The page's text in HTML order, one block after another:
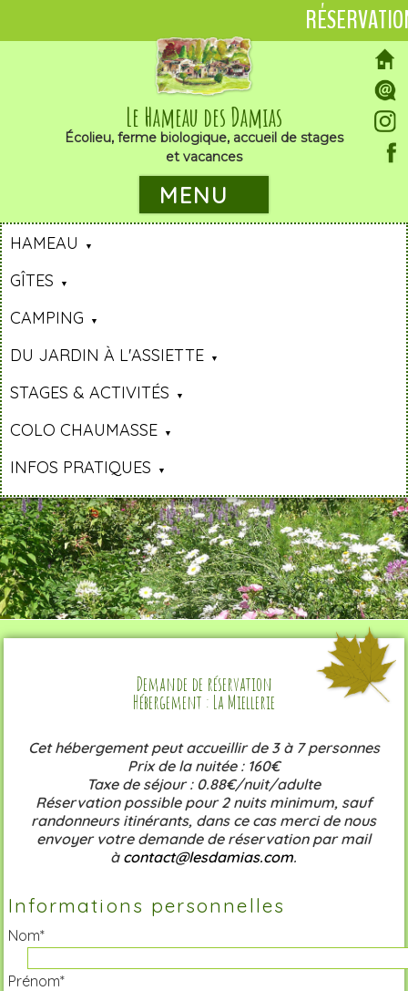
Le Hameau des Damias
Écolieu, ferme biologique, accueil de stages
et vacances
MENU
HAMEAU
GÎTES
CAMPING
DU JARDIN À L'ASSIETTE
STAGES & ACTIVITÉS
COLO CHAUMASSE
INFOS PRATIQUES
Demande de réservation
Hébergement : La Miellerie
Cet hébergement peut accueillir de 3 à 7 personnes
Prix de la nuitée : 160€
Taxe de séjour : 0.88€/nuit/adulte
Réservation possible pour 2 nuits minimum, sauf
randonneurs itinérants, dans ce cas merci de nous
envoyer votre demande de réservation par mail
à contact@lesdamias.com.
Informations personnelles
Nom*
Prénom*